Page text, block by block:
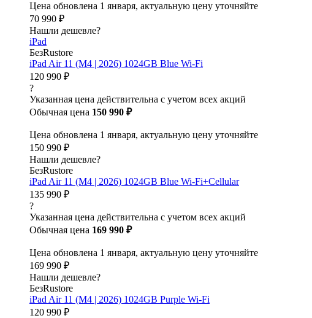
Цена обновлена 1 января, актуальную цену уточняйте
70 990 ₽
Нашли дешевле?
iPad
БезRustore
iPad Air 11 (M4 | 2026) 1024GB Blue Wi-Fi
120 990 ₽
?
Указанная цена действительна с учетом всех акций
Обычная цена 150 990 ₽
Цена обновлена 1 января, актуальную цену уточняйте
150 990 ₽
Нашли дешевле?
БезRustore
iPad Air 11 (M4 | 2026) 1024GB Blue Wi-Fi+Cellular
135 990 ₽
?
Указанная цена действительна с учетом всех акций
Обычная цена 169 990 ₽
Цена обновлена 1 января, актуальную цену уточняйте
169 990 ₽
Нашли дешевле?
БезRustore
iPad Air 11 (M4 | 2026) 1024GB Purple Wi-Fi
120 990 ₽